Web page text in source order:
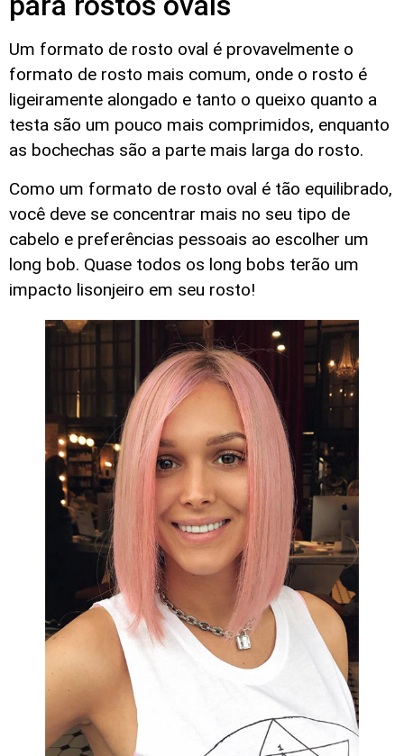
Um formato de rosto oval é provavelmente o
formato de rosto mais comum, onde o rosto é
ligeiramente alongado e tanto o queixo quanto a
testa são um pouco mais comprimidos, enquanto
as bochechas são a parte mais larga do rosto.
Como um formato de rosto oval é tão equilibrado,
você deve se concentrar mais no seu tipo de
cabelo e preferências pessoais ao escolher um
long bob. Quase todos os long bobs terão um
impacto lisonjeiro em seu rosto!